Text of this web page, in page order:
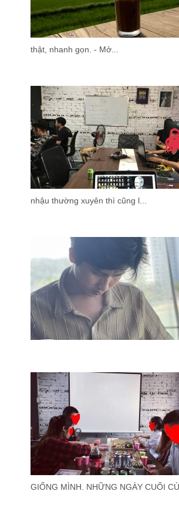
thật, nhanh gọn. - Mở...
nhậu thường xuyên thì cũng l...
GIỐNG MÌNH. NHỮNG NGÀY CUỐI